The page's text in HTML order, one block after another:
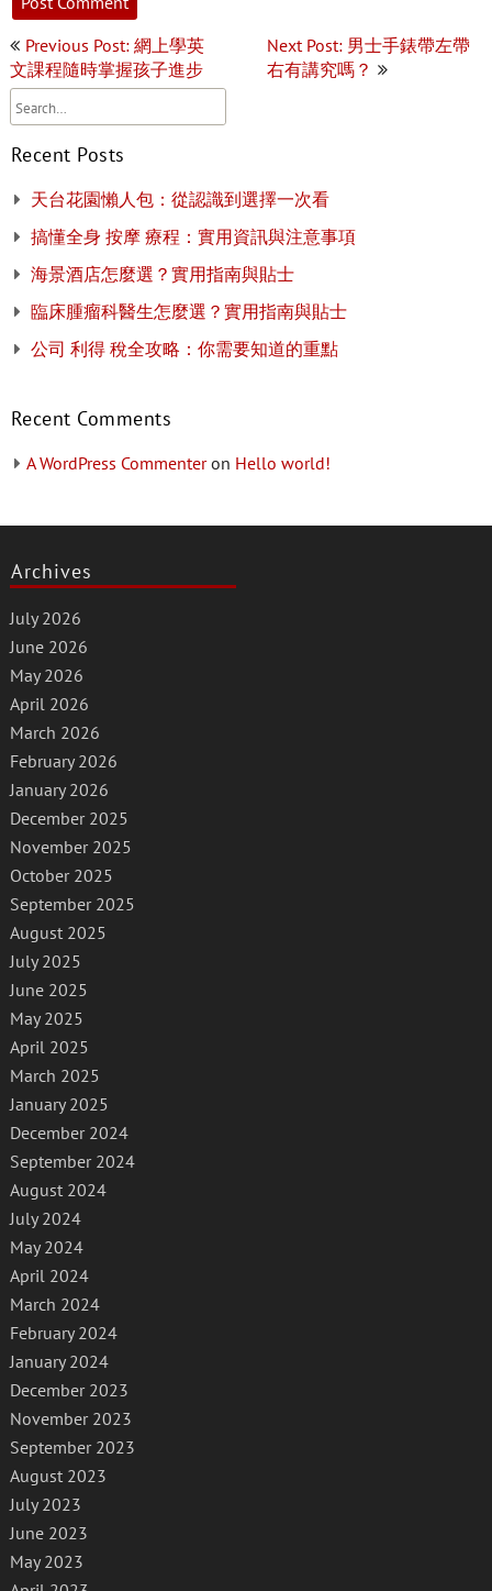
Post
navigation
Previous Post: 網上學英
文課程隨時掌握孩子進步
Next Post: 男士手錶帶左帶
右有講究嗎？
Recent Posts
天台花園懶人包：從認識到選擇一次看
搞懂全身 按摩 療程：實用資訊與注意事項
海景酒店怎麼選？實用指南與貼士
臨床腫瘤科醫生怎麼選？實用指南與貼士
公司 利得 稅全攻略：你需要知道的重點
Recent Comments
A WordPress Commenteron Hello world!
Archives
July 2026
June 2026
May 2026
April 2026
March 2026
February 2026
January 2026
December 2025
November 2025
October 2025
September 2025
August 2025
July 2025
June 2025
May 2025
April 2025
March 2025
January 2025
December 2024
September 2024
August 2024
July 2024
May 2024
April 2024
March 2024
February 2024
January 2024
December 2023
November 2023
September 2023
August 2023
July 2023
June 2023
May 2023